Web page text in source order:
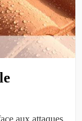
aux attaques